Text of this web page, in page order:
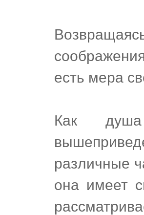
есть мера
Как
различные
она имеет